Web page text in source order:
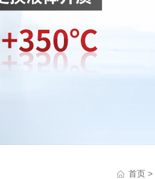
首页>